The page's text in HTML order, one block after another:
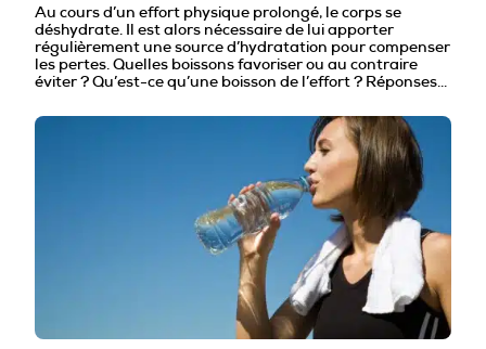
MA SANTÉ AU QUOTIDIEN
Au cours d’un effort physique prolongé, le corps se
déshydrate. Il est alors nécessaire de lui apporter
régulièrement une source d’hydratation pour compenser
les pertes. Quelles boissons favoriser ou au contraire
éviter ? Qu’est-ce qu’une boisson de l’effort ? Réponses…